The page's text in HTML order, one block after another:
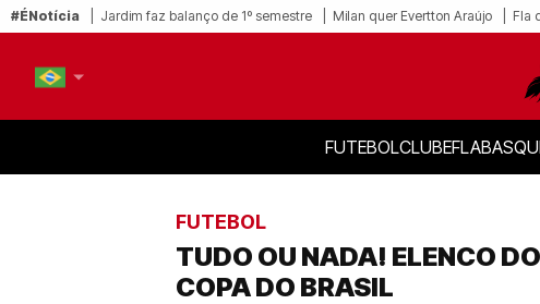
#ÉNotícia Jardim faz balanço de 1º semestre Milan quer Evertton Araújo Fla
FUTEBOLCLUBE
FUTEBOL
TUDO OU NADA! ELENCO
COPA DO BRASIL